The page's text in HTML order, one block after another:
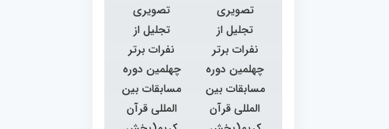
تصویری
تجلیل از
نفرات برتر
چهلمین دوره
مسابقات بین
المللی قرآن
تصویری
تجلیل از
نفرات برتر
چهلمین دوره
مسابقات بین
المللی قرآن